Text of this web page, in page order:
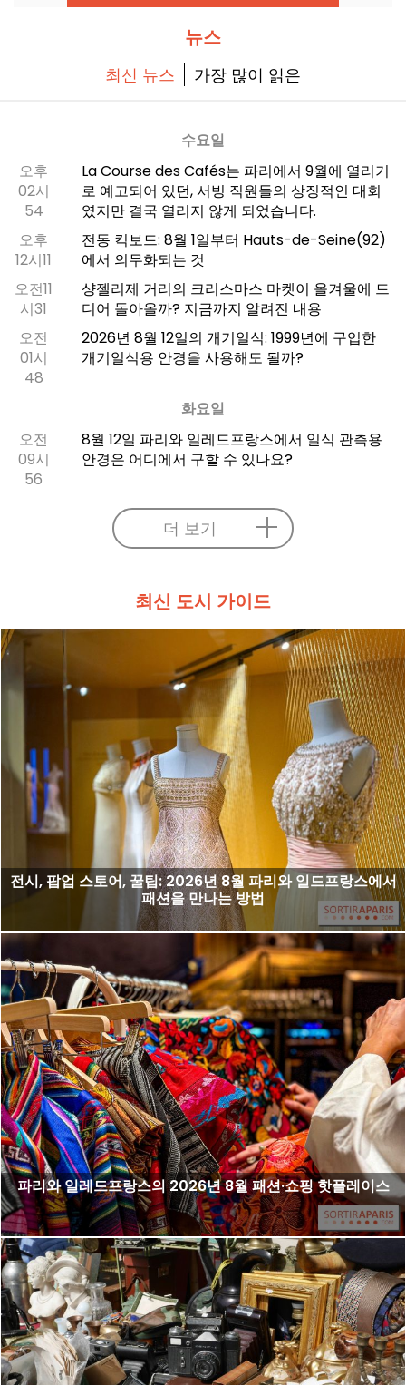
뉴스
최신 뉴스 가장 많이 읽은
수요일
오후
02시
54
La Course des Cafés는 파리에서 9월에 열리기
로 예고되어 있던, 서빙 직원들의 상징적인 대회
였지만 결국 열리지 않게 되었습니다.
오후
12시11
전동 킥보드: 8월 1일부터 Hauts-de-Seine(92)
에서 의무화되는 것
오전11
시31
샹젤리제 거리의 크리스마스 마켓이 올겨울에 드
디어 돌아올까? 지금까지 알려진 내용
오전
01시
48
2026년 8월 12일의 개기일식: 1999년에 구입한
개기일식용 안경을 사용해도 될까?
화요일
오전
09시
56
8월 12일 파리와 일레드프랑스에서 일식 관측용
안경은 어디에서 구할 수 있나요?
더 보기
최신 도시 가이드
전시, 팝업 스토어, 꿀팁: 2026년 8월 파리와 일드프랑스에서
패션을 만나는 방법
파리와 일레드프랑스의 2026년 8월 패션·쇼핑 핫플레이스